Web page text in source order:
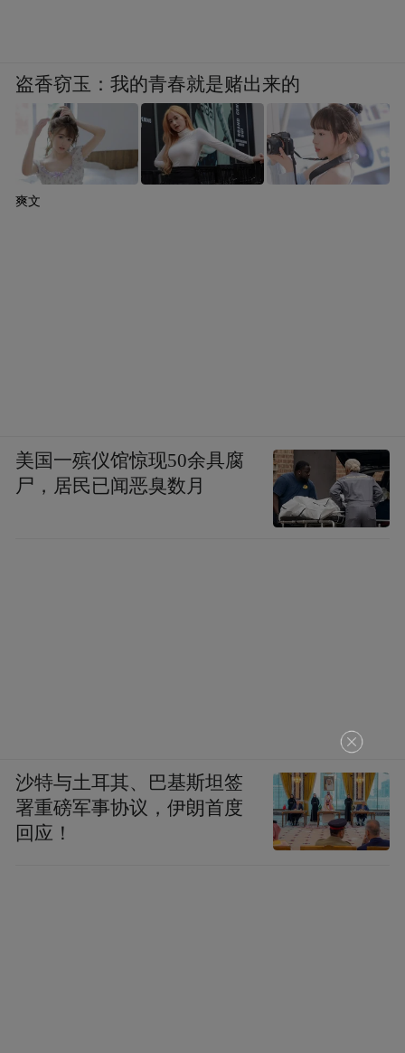
盗香窃玉：我的青春就是赌出来的
爽文
美国一殡仪馆惊现50余具腐
尸，居民已闻恶臭数月
沙特与土耳其、巴基斯坦签
署重磅军事协议，伊朗首度
回应！